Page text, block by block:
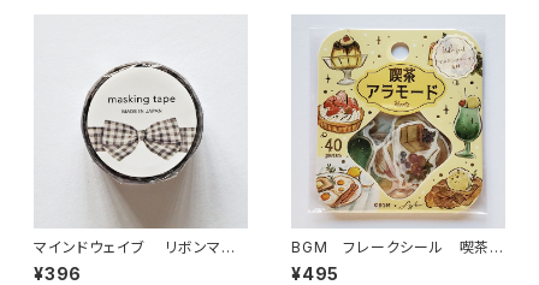
マインドウェイブ リボンマス
キングテープ ダイカット95585
¥396
BGM フレークシール 喫茶ア
ラモード・ひとやすみ甘時間 イ
¥495